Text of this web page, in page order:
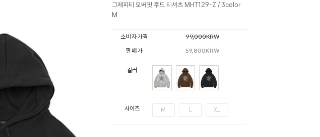
그래피티 오버핏 후드 티셔츠 MHT129-Z / 3color
M
소비자가격
99,000KRW
판매가
59,800KRW
컬러
사이즈 M L XL